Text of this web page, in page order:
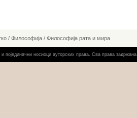
/ Философија / Философија рата и мира
појединачни носиоци ауторских права. Сва права задржана.